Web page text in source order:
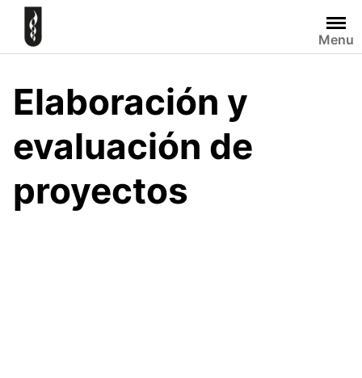
Skip
content
Menu
Elaboración y
evaluación de
proyectos